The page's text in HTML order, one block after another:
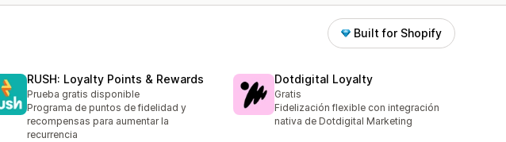
Built for Shopify
RUSH: Loyalty Points & Rewards
Prueba gratis disponible
Programa de puntos de fidelidad y
recompensas para aumentar la
recurrencia
Dotdigital Loyalty
Gratis
Fidelización flexible con integración
nativa de Dotdigital Marketing